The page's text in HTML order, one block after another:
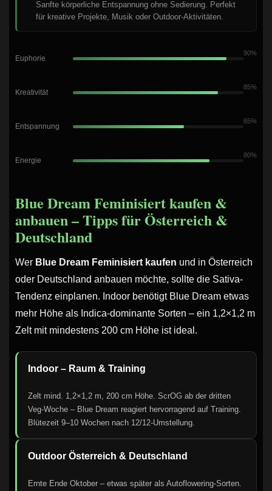
Sanfte körperliche Entspannung ohne Sedierung. Perfekt
für kreative Projekte, Musik oder Outdoor-Aktivitäten.
Euphorie
90%
Kreativität
85%
Entspannung
65%
Energie
80%
Blue Dream Feminisiert kaufen &
anbauen – Tipps für Österreich &
Deutschland
Wer Blue Dream Feminisiert kaufen und in Österreich
oder Deutschland anbauen möchte, sollte die Sativa-
Tendenz einplanen. Indoor benötigt Blue Dream etwas
mehr Höhe als Indica-dominante Sorten – ein 1,2×1,2 m
Zelt mit mindestens 200 cm Höhe ist ideal.
Indoor – Raum & Training
Zelt mind. 1,2×1,2 m, 200 cm Höhe. ScrOG ab der dritten
Veg-Woche – Blue Dream reagiert hervorragend auf Training.
Blütezeit 9–10 Wochen nach 12/12-Umstellung.
Outdoor Österreich & Deutschland
Ernte Ende Oktober – etwas später als Autoflowering-Sorten.